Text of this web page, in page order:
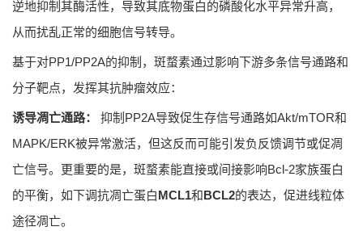
逆地抑制其酶活性，导致其底物蛋白的磷酸化水平异常升高，
从而扰乱正常的细胞信号转导。
基于对PP1/PP2A的抑制，斑蝥素通过影响下游多条信号通路和
分子靶点，发挥其抗肿瘤效应：
诱导凋亡通路：
抑制PP2A导致促生存信号通路如Akt/mTOR和
MAPK/ERK被异常激活，但这反而可能引发负反馈调节或促凋
亡信号。更重要的是，斑蝥素能直接或间接影响Bcl-2家族蛋白
的平衡，如下调抗凋亡蛋白MCL1和BCL2的表达，促进线粒体
途径凋亡。